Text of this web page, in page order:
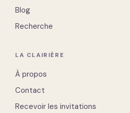
Blog
Recherche
LA CLAIRIÈRE
À propos
Contact
Recevoir les invitations